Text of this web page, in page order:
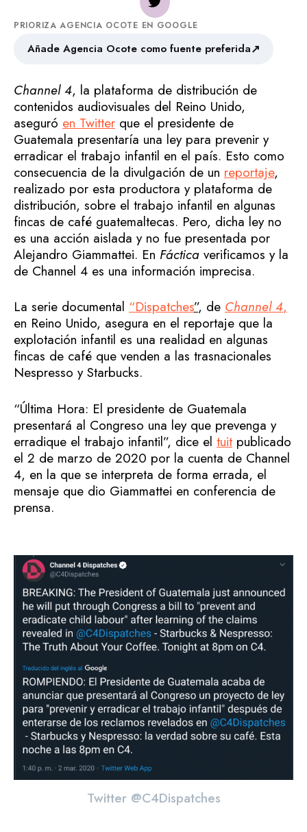
PRIORIZA AGENCIA OCOTE EN GOOGLE
Añade Agencia Ocote como fuente preferida↗
Channel 4, la plataforma de distribución de
contenidos audiovisuales del Reino Unido,
aseguró en Twitter que el presidente de
Guatemala presentaría una ley para prevenir y
erradicar el trabajo infantil en el país. Esto como
consecuencia de la divulgación de un reportaje,
realizado por esta productora y plataforma de
distribución, sobre el trabajo infantil en algunas
fincas de café guatemaltecas. Pero, dicha ley no
es una acción aislada y no fue presentada por
Alejandro Giammattei. En Fáctica verificamos y la
de Channel 4 es una información imprecisa.
La serie documental “Dispatches”, de Channel 4,
en Reino Unido, asegura en el reportaje que la
explotación infantil es una realidad en algunas
fincas de café que venden a las trasnacionales
Nespresso y Starbucks.
“Última Hora: El presidente de Guatemala
presentará al Congreso una ley que prevenga y
erradique el trabajo infantil”, dice el tuit publicado
el 2 de marzo de 2020 por la cuenta de Channel
4, en la que se interpreta de forma errada, el
mensaje que dio Giammattei en conferencia de
prensa.
Twitter @C4Dispatches